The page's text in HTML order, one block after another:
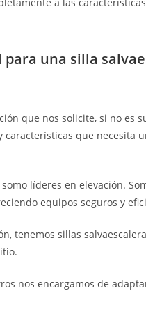
para una silla
que nos solicite, si no es
que necesita
líderes en elevación.
equipos seguros y
tenemos sillas
nos encargamos de